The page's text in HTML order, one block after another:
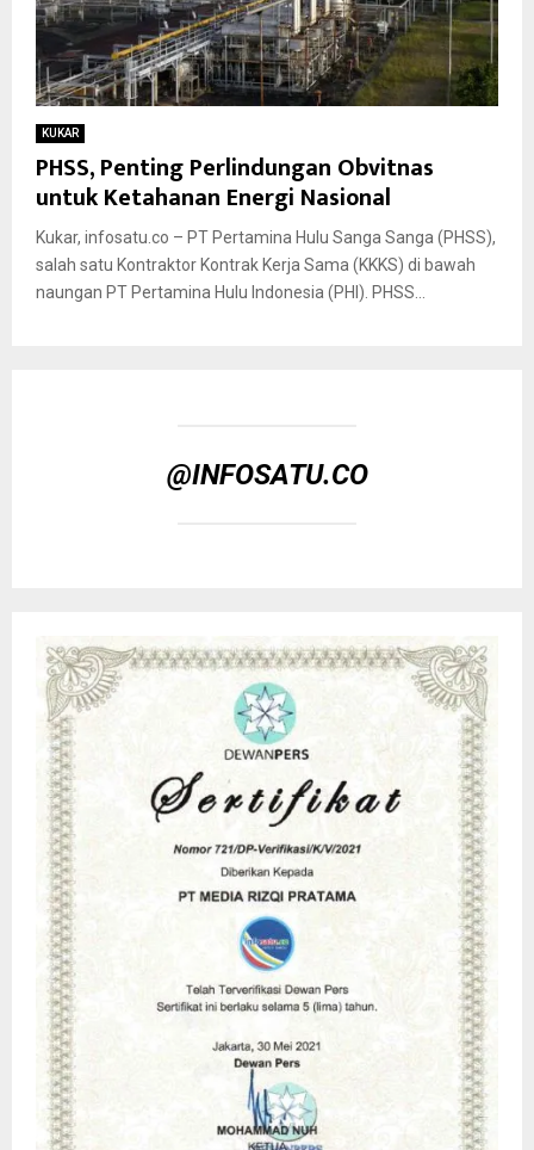
KUKAR
PHSS, Penting Perlindungan Obvitnas
untuk Ketahanan Energi Nasional
Kukar, infosatu.co – PT Pertamina Hulu Sanga Sanga (PHSS),
salah satu Kontraktor Kontrak Kerja Sama (KKKS) di bawah
naungan PT Pertamina Hulu Indonesia (PHI). PHSS...
@INFOSATU.CO